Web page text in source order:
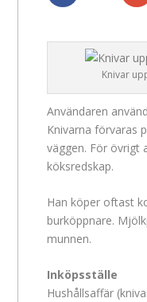
Knivar
Användaren
Knivarna förvaras
väggen. För övrigt
köksredskap.
Han köper oftast
burköppnare.
munnen.
Inköpsställe
Hushållsaffär